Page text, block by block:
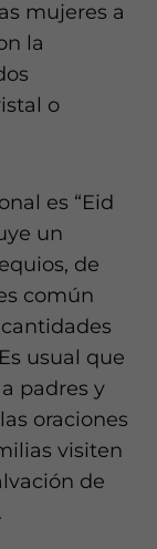
mujeres a
la
o
es “Eid
un
de
común
usual que
padres y
oraciones
visiten
de